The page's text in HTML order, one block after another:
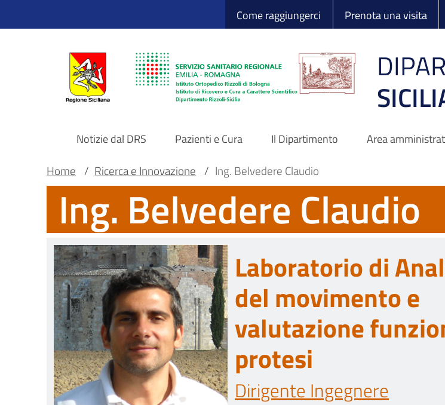
al
Sito Web IstitutoCome raggiungerci Prenota una visita
Navigazione
principale
DRS
Notizie dal DRS Pazienti e Cura Il Dipartimento Area
Main container
Briciole
pane
Home / Ricerca e Innovazione / Ing. Belvedere Claudio
Ing. Belvedere Claudio
Laboratorio di
del movimento e
valutazione
protesi
Dirigente Ingegnere